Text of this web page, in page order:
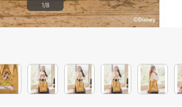
1/8